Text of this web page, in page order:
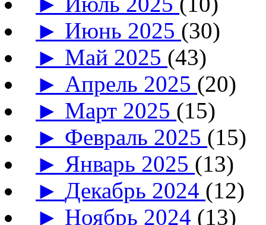
► Июнь 2025 (30)
► Май 2025 (43)
► Апрель 2025 (20)
► Март 2025 (15)
► Февраль 2025 (15)
► Январь 2025 (13)
►Декабрь 2024 (12)
► Ноябрь 2024 (13)